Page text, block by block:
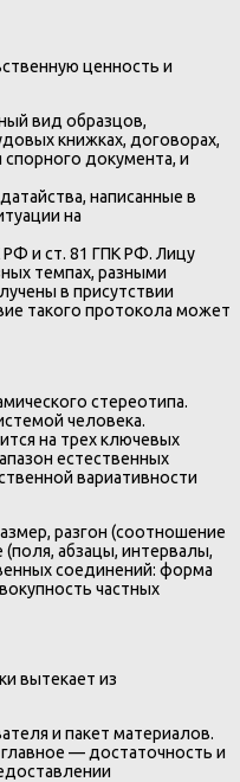
ценность и
вид образцов,
книжках, договорах,
документа, и
написанные в
на
РФ и ст. 81 ГПК РФ. Лицу
темпах, разными
в присутствии
такого протокола может
стереотипа.
человека.
на трех ключевых
естественных
вариативности
разгон (соотношение
абзацы, интервалы,
соединений: форма
частных
вытекает из
и пакет материалов.
— достаточность и